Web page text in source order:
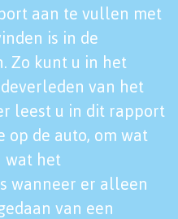
aan te vullen met
is in de
Zo kunt u in het
van het
leest u in dit rapport
op de auto, om wat
wat het
wanneer er alleen
van een